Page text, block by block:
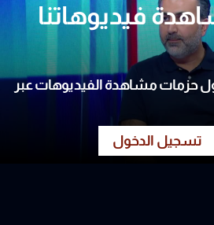
فيديوهاتنا
حزمات مشاهدة الفيديوهات عبر